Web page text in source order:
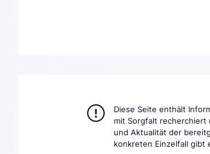
Diese Seite enthält
mit Sorgfalt recherchiert
und Aktualität der
konkreten Einzelfall gibt